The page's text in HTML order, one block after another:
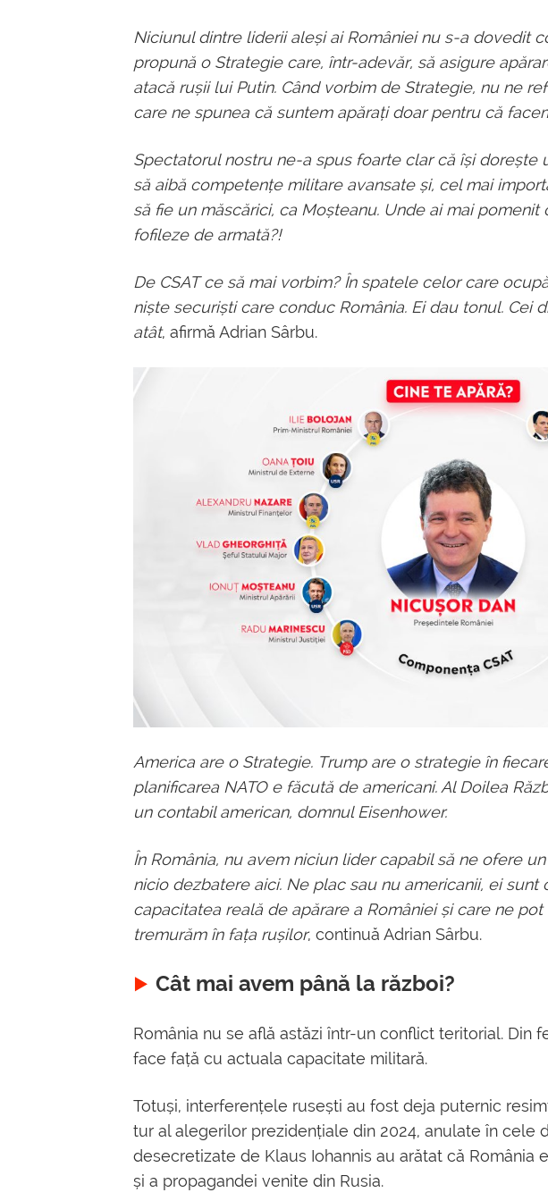
Niciunul dintre liderii aleși ai României nu s-a dovedit
propună o Strategie care, într-adevăr, să asigure
atacă rușii lui Putin. Când vorbim de Strategie, nu ne
care ne spunea că suntem apărați doar pentru că
Spectatorul nostru ne-a spus foarte clar că își dorește
să aibă competențe militare avansate și, cel mai
să fie un măscărici, ca Moșteanu. Unde ai mai pomenit
fofileze de armată?!
De CSAT ce să mai vorbim? În spatele celor care
niște securiști care conduc România. Ei dau tonul. Cei
atât, afirmă Adrian Sârbu.
America are o Strategie. Trump are o strategie în
planificarea NATO e făcută de americani. Al Doilea
un contabil american, domnul Eisenhower.
În România, nu avem niciun lider capabil să ne ofere
nicio dezbatere aici. Ne plac sau nu americanii, ei sunt
capacitatea reală de apărare a României și care ne
tremurăm în fața rușilor, continuă Adrian Sârbu.
Cât mai avem până la război?
România nu se află astăzi într-un conflict teritorial. Din
face față cu actuala capacitate militară.
Totuși, interferențele rusești au fost deja puternic
tur al alegerilor prezidențiale din 2024, anulate în cele
desecretizate de Klaus Iohannis au arătat că România
și a propagandei venite din Rusia.